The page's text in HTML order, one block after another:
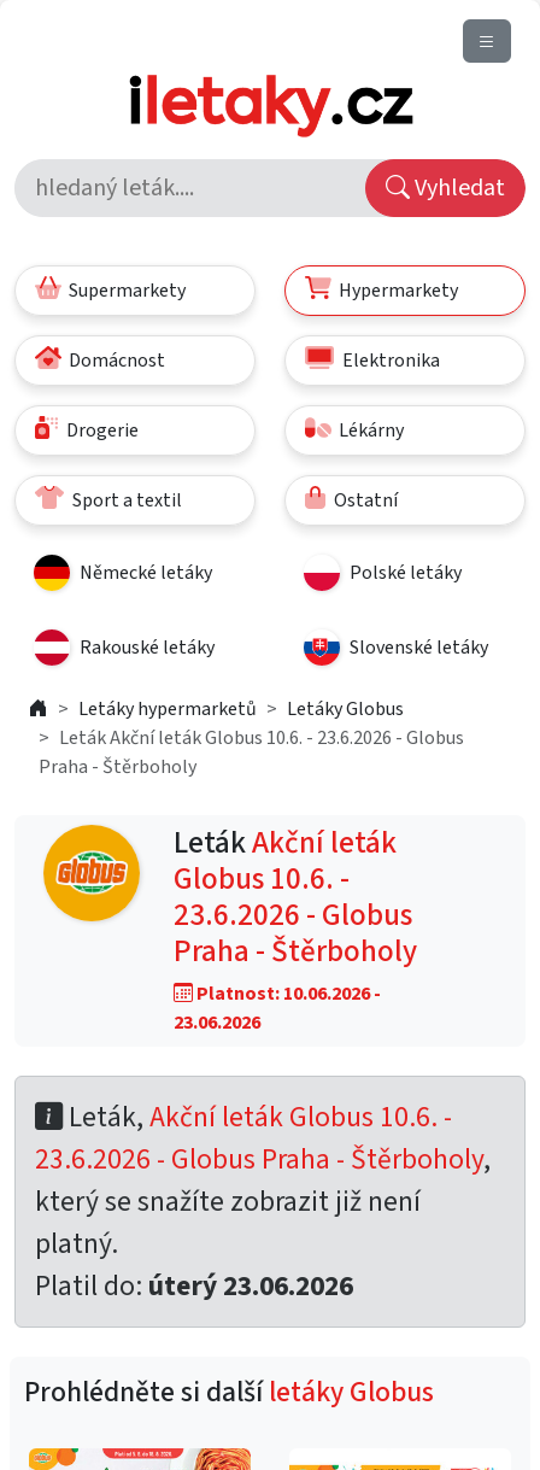
Vyhledat
Supermarkety Hypermarkety
Domácnost Elektronika
Drogerie Lékárny
Sport a textil Ostatní
Německé letáky Polské letáky
Rakouské letáky Slovenské letáky
Letáky hypermarketů
Letáky Globus
Leták Akční leták Globus 10.6. - 23.6.2026 - Globus
Praha - Štěrboholy
LetákAkční leták
Globus 10.6. -
23.6.2026 - Globus
Praha - Štěrboholy
Platnost: 10.06.2026 -
23.06.2026
Leták,Akční leták Globus 10.6. -
23.6.2026 - Globus Praha - Štěrboholy,
který se snažíte zobrazit již není
platný.
Platil do: úterý 23.06.2026
Prohlédněte si dalšíletáky Globus